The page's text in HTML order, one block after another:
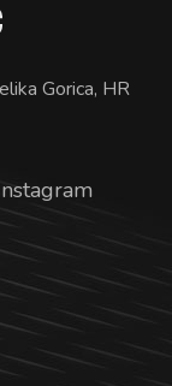
Gorica, HR